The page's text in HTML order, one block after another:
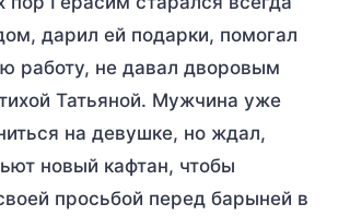
дарил ей подарки, помогал
работу, не давал дворовым
Татьяной. Мужчина уже
на девушке, но ждал,
новый кафтан, чтобы
просьбой перед барыней в